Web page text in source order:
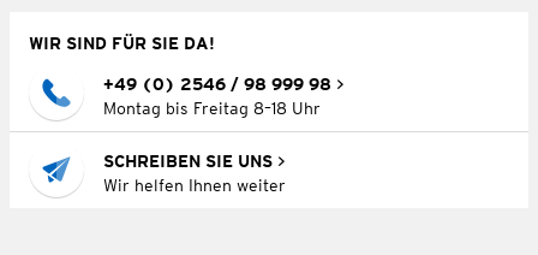
WIR SIND FÜR SIE DA!
+49 (0) 2546 / 98 999 98
Montag bis Freitag 8–18 Uhr
SCHREIBEN SIE UNS
Wir helfen Ihnen weiter